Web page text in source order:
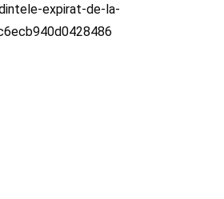
expirat-de-la-